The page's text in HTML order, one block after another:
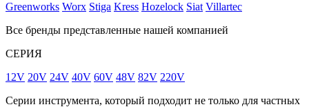
Greenworks Worx Stiga Kress Hozelock Siat Villartec
Все бренды представленные нашей компанией
СЕРИЯ
12V 20V 24V 40V 60V 48V 82V 220V
Серии инструмента, который подходит не только для частных